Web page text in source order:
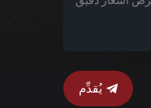
يُقدِّم